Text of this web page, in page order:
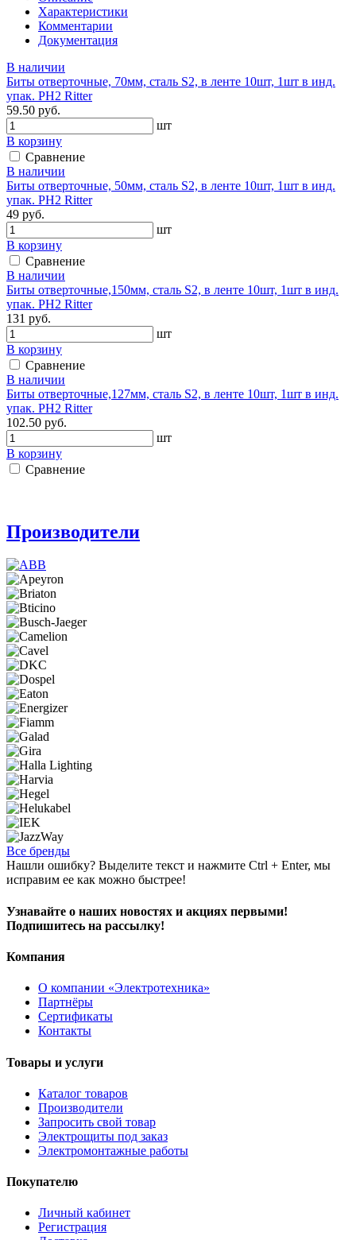
Характеристики
Комментарии
Документация
В наличии
Биты отверточные, 70мм, сталь S2, в ленте 10шт, 1шт в инд.
упак. PH2 Ritter
59.50 руб.
шт
В корзину
Сравнение
В наличии
Биты отверточные, 50мм, сталь S2, в ленте 10шт, 1шт в инд.
упак. PH2 Ritter
49 руб.
шт
В корзину
Сравнение
В наличии
Биты отверточные,150мм, сталь S2, в ленте 10шт, 1шт в инд.
упак. PH2 Ritter
131 руб.
шт
В корзину
Сравнение
В наличии
Биты отверточные,127мм, сталь S2, в ленте 10шт, 1шт в инд.
упак. PH2 Ritter
102.50 руб.
шт
В корзину
Сравнение
Производители
Все бренды
Нашли ошибку? Выделите текст и нажмите Ctrl + Enter, мы
исправим ее как можно быстрее!
Узнавайте о наших новостях и акциях первыми!
Подпишитесь на рассылку!
Компания
О компании «Электротехника»
Партнёры
Сертификаты
Контакты
Товары и услуги
Каталог товаров
Производители
Запросить свой товар
Электрощиты под заказ
Электромонтажные работы
Покупателю
Личный кабинет
Регистрация